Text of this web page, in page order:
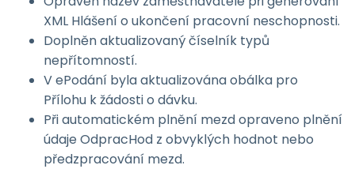
XML Hlášení o ukončení pracovní neschopnosti.
Doplněn aktualizovaný číselník typů
nepřítomností.
V ePodání byla aktualizována obálka pro
Přílohu k žádosti o dávku.
Při automatickém plnění mezd opraveno plnění
údaje OdpracHod z obvyklých hodnot nebo
předzpracování mezd.